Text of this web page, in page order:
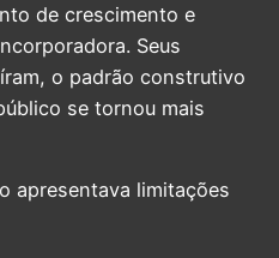
de crescimento e
Seus
o padrão construtivo
se tornou mais
apresentava limitações